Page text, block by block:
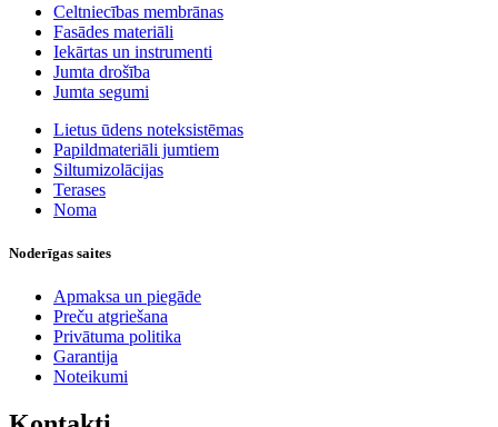
Celtniecības membrānas
Fasādes materiāli
Iekārtas un instrumenti
Jumta drošība
Jumta segumi
Lietus ūdens noteksistēmas
Papildmateriāli jumtiem
Siltumizolācijas
Terases
Noma
Noderīgas saites
Apmaksa un piegāde
Preču atgriešana
Privātuma politika
Garantija
Noteikumi